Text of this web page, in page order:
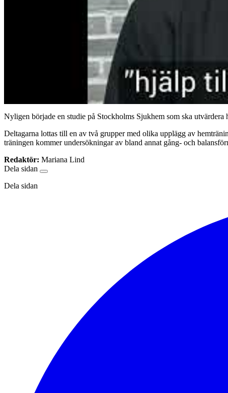
Nyligen började en studie på Stockholms Sjukhem som ska
Deltagarna lottas till en av två grupper med olika upplägg av
träningen kommer undersökningar av bland annat gång- och
Redaktör: Mariana Lind
Dela sidan
Dela sidan